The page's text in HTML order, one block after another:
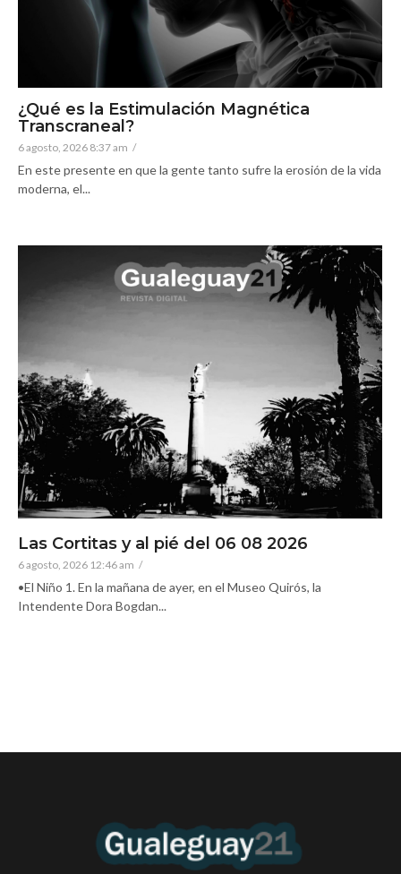
¿Qué es la Estimulación Magnética
Transcraneal?
6 agosto, 2026 8:37 am /
En este presente en que la gente tanto sufre la erosión de la vida
moderna, el...
Las Cortitas y al pié del 06 08 2026
6 agosto, 2026 12:46 am /
•El Niño 1. En la mañana de ayer, en el Museo Quirós, la
Intendente Dora Bogdan...